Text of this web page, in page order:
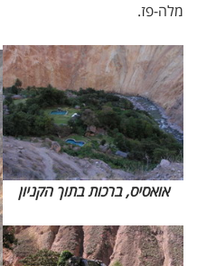
מלה-פז.
אואסיס, ברכות בתוך הקניון